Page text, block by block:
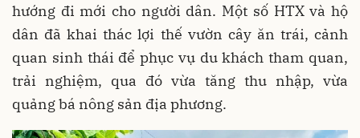
hướng đi mới cho người dân. Một số HTX và hộ
dân đã khai thác lợi thế vườn cây ăn trái, cảnh
quan sinh thái để phục vụ du khách tham quan,
trải nghiệm, qua đó vừa tăng thu nhập, vừa
quảng bá nông sản địa phương.